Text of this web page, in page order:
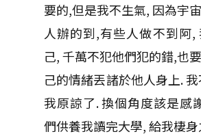
要的,但是我不生氣, 因為宇
人辦的到,有些人做不到阿,
己, 千萬不犯他們犯的錯,也
己的情緒丟諸於他人身上.
我原諒了. 換個角度該是感
們供養我讀完大學, 給我棲